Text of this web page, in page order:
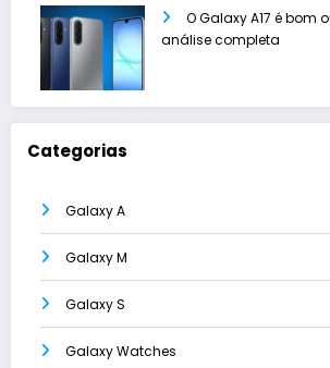
O Galaxy A17 é bom
análise completa
Categorias
Galaxy A
Galaxy M
Galaxy S
Galaxy Watches